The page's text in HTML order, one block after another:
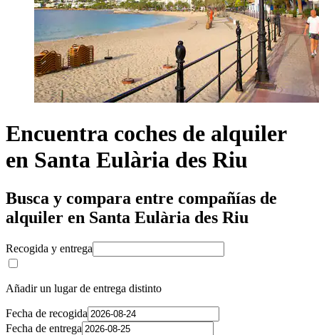
Encuentra coches de alquiler
en Santa Eulària des Riu
Busca y compara entre compañías de
alquiler en Santa Eulària des Riu
Recogida y entrega
Añadir un lugar de entrega distinto
Fecha de recogida
Fecha de entrega